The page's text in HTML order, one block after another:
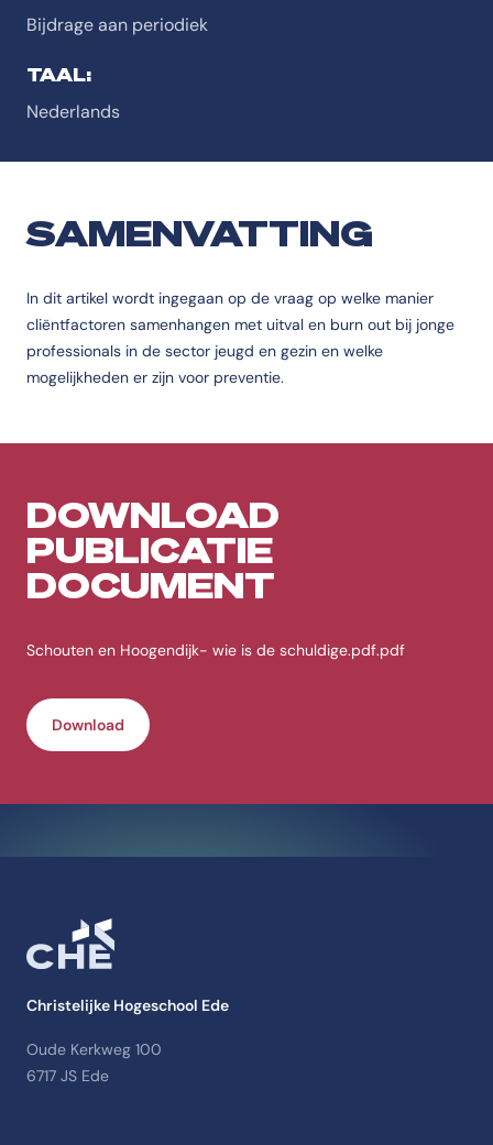
Bijdrage aan periodiek
TAAL:
Nederlands
SAMENVATTING
In dit artikel wordt ingegaan op de vraag op welke manier
cliëntfactoren samenhangen met uitval en burn out bij jonge
professionals in de sector jeugd en gezin en welke
mogelijkheden er zijn voor preventie.
DOWNLOAD
PUBLICATIE
DOCUMENT
Schouten en Hoogendijk- wie is de schuldige.pdf.pdf
Download
Christelijke Hogeschool Ede
Oude Kerkweg 100
6717 JS Ede